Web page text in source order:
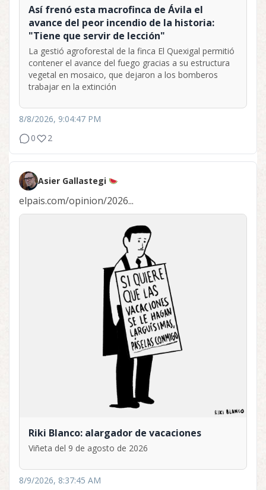
Así frenó esta macrofinca de Ávila el
avance del peor incendio de la historia:
"Tiene que servir de lección"
La gestió agroforestal de la finca El Quexigal permitió
contener el avance del fuego gracias a su estructura
vegetal en mosaico, que dejaron a los bomberos
trabajar en la extinción
8/8/2026, 9:04:47 PM
0
2
Asier Gallastegi
elpais.com/opinion/2026...
Riki Blanco: alargador de vacaciones
Viñeta del 9 de agosto de 2026
8/9/2026, 8:37:45 AM